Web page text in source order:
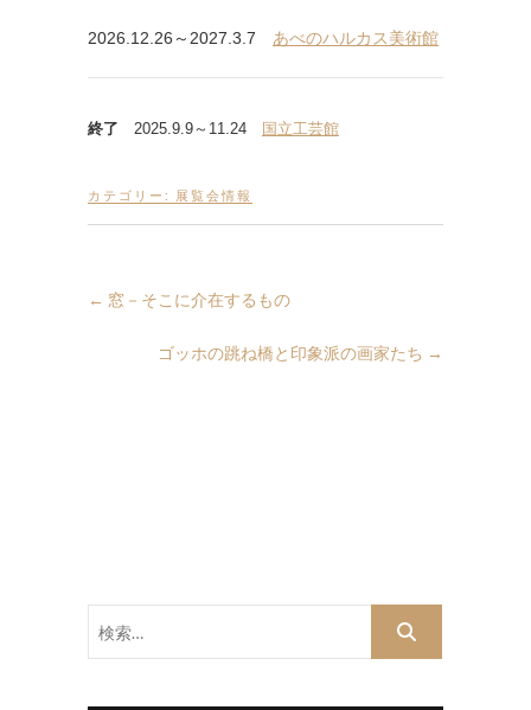
2026.12.26～2027.3.7 あべのハルカス美術館
終了 2025.9.9～11.24 国立工芸館
カテゴリー: 展覧会情報
← 窓－そこに介在するもの
ゴッホの跳ね橋と印象派の画家たち →